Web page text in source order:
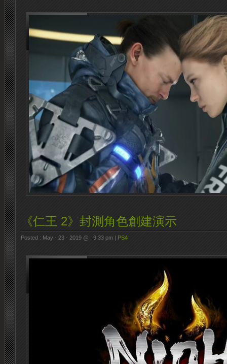
《仁王 2》封測角色創建演示
Posted : May - 23 - 2019 @ : 9:33 pm | PS4